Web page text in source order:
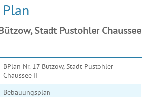
Stadt Pustohler Chaussee
BPlan Nr. 17 Bützow, Stadt Pustohler
Chaussee II
Bebauungsplan